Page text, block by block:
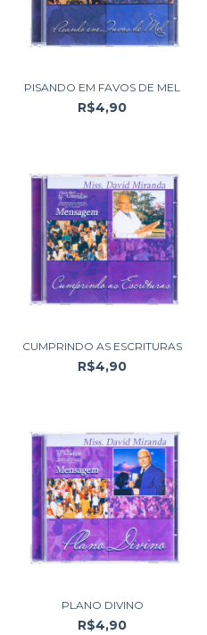
PISANDO EM FAVOS DE MEL
R$4,90
CUMPRINDO AS ESCRITURAS
R$4,90
PLANO DIVINO
R$4,90